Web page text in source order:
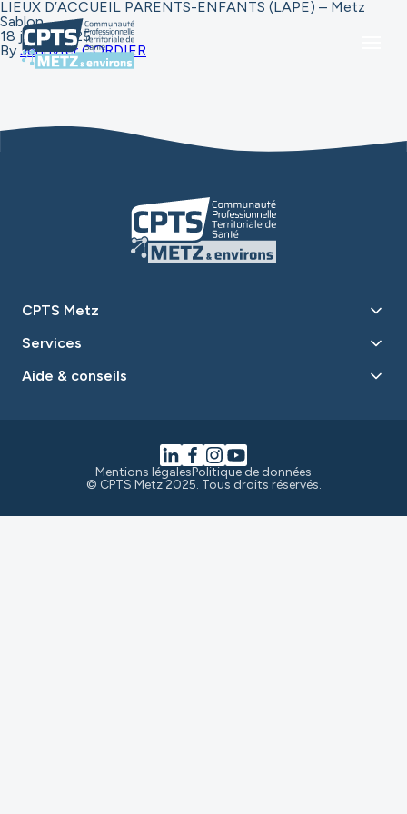
LIEUX D’ACCUEIL PARENTS-ENFANTS (LAPE) – Metz
Sablon
18 juillet 2025
By Jennyfer CORDIER
CPTS Metz
Services
Aide & conseils
Mentions légalesPolitique de données
© CPTS Metz 2025. Tous droits réservés.